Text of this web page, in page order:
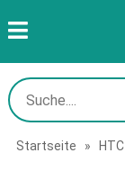
Startseite » HTC